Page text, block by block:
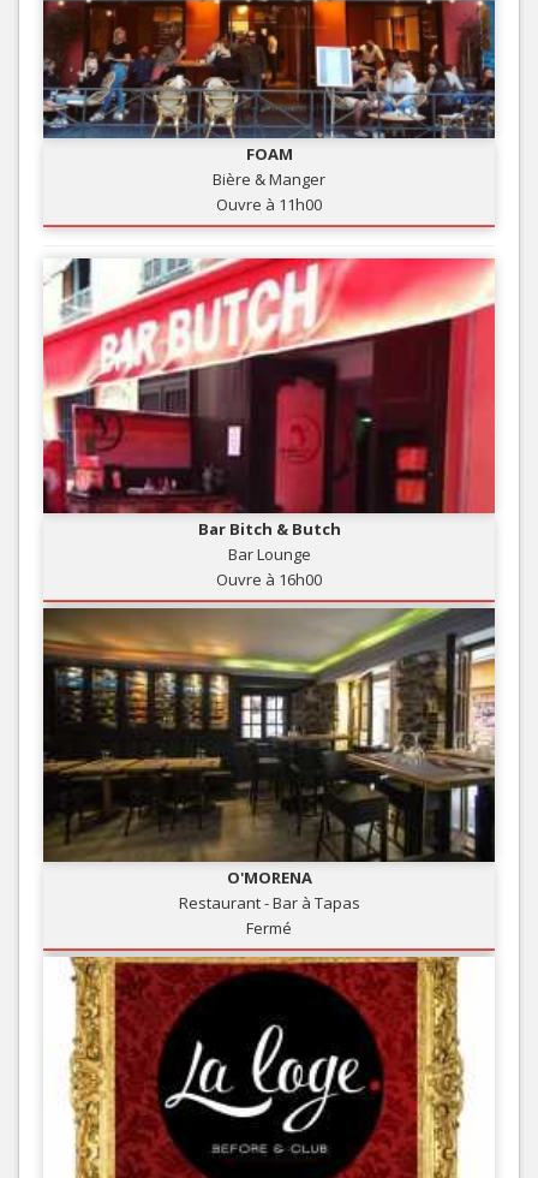
FOAM
Bière & Manger
Ouvre à 11h00
Bar Bitch & Butch
Bar Lounge
Ouvre à 16h00
O'MORENA
Restaurant - Bar à Tapas
Fermé